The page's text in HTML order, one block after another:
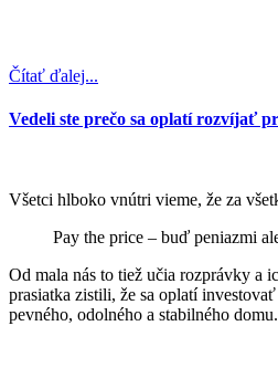
Čítať ďalej...
Vedeli ste prečo sa oplatí rozvíjať
Všetci hlboko vnútri vieme, že za
Pay the price – buď peniazmi
Od mala nás to tiež učia rozprávky a
prasiatka zistili, že sa oplatí
pevného, odolného a stabilného domu.